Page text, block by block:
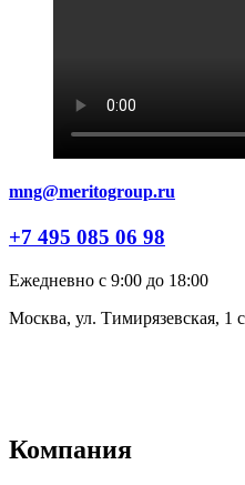
mng@meritogroup.ru
+7 495 085 06 98
Ежедневно с 9:00 до 18:00
Москва, ул. Тимирязевская, 1
Компания